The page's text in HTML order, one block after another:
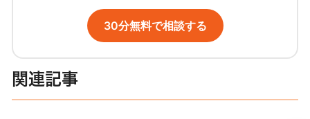
30分無料で相談する
関連記事